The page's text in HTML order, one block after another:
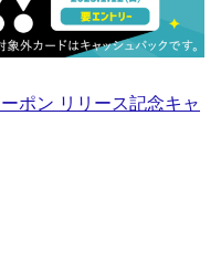
ポン リリース記念キャ